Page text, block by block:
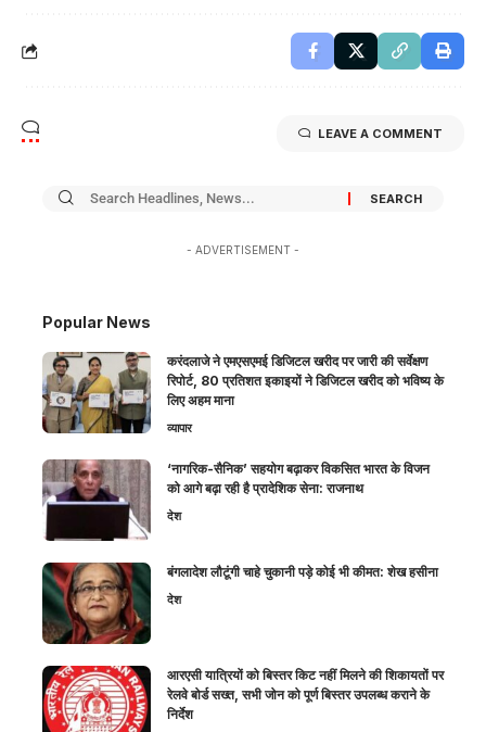
LEAVE A COMMENT
- ADVERTISEMENT -
Popular News
करंदलाजे ने एमएसएमई डिजिटल खरीद पर जारी की सर्वेक्षण
रिपोर्ट, 80 प्रतिशत इकाइयों ने डिजिटल खरीद को भविष्य के
लिए अहम माना
व्यापार
‘नागरिक-सैनिक’ सहयोग बढ़ाकर विकसित भारत के विजन
को आगे बढ़ा रही है प्रादेशिक सेना: राजनाथ
देश
बंगलादेश लौटूंगी चाहे चुकानी पड़े कोई भी कीमत: शेख हसीना
देश
आरएसी यात्रियों को बिस्तर किट नहीं मिलने की शिकायतों पर
रेलवे बोर्ड सख्त, सभी जोन को पूर्ण बिस्तर उपलब्ध कराने के
निर्देश